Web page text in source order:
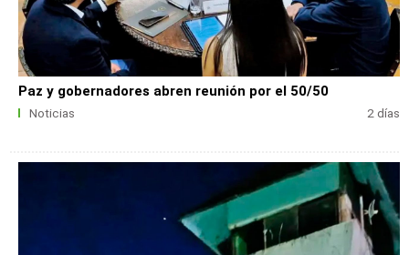
Paz y gobernadores abren reunión por el 50/50
Noticias 2 días